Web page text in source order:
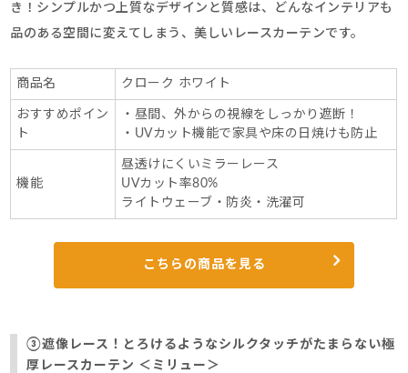
き！シンプルかつ上質なデザインと質感は、どんなインテリアも
品のある空間に変えてしまう、美しいレースカーテンです。
商品名 クローク ホワイト
おすすめポイン
ト
・昼間、外からの視線をしっかり遮断！
・UVカット機能で家具や床の日焼けも防止
機能
昼透けにくいミラーレース
UVカット率80%
ライトウェーブ・防炎・洗濯可
こちらの商品を見る
③遮像レース！とろけるようなシルクタッチがたまらない極
厚レースカーテン ＜ミリュー＞